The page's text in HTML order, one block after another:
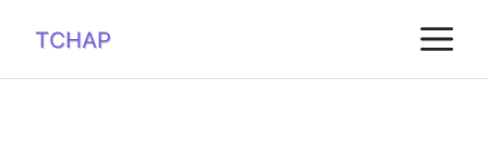
contenu